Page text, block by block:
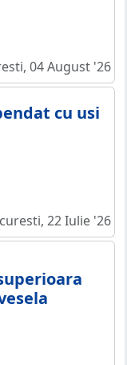
04 August '26
cu usi
22 Iulie '26